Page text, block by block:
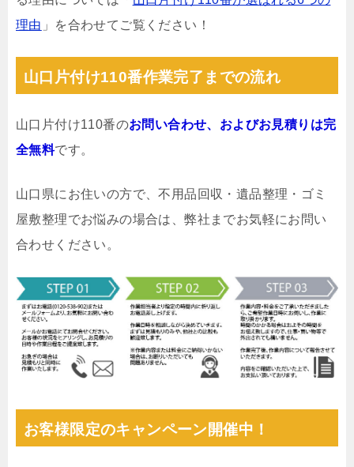
理由 」を合わせてご覧ください！
山口片付け110番作業完了までの流れ
山口片付け110番のお問い合わせ、およびお見積りは完
全無料です。
山口県にお住いの方で、不用品回収・遺品整理・ゴミ
屋敷整理でお悩みの場合は、弊社までお気軽にお問い
合わせください。
お客様限定のキャンペーン開催中！